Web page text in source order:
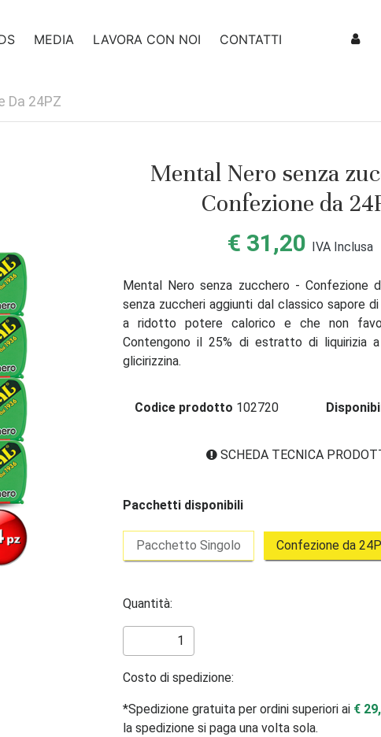
MEDIA LAVORA CON NOI CONTATTI
Da 24PZ
Mental Nero senza
Confezione da
€ 31,20 IVA Inclusa
Mental Nero senza zucchero - Confezione
senza zuccheri aggiunti dal classico sapore
a ridotto potere calorico e che non
Contengono il 25% di estratto di liquirizia
glicirizzina.
Codice prodotto 102720
SCHEDA TECNICA
Pacchetti disponibili
Pacchetto Singolo Confezione da
Quantità:
Costo di spedizione:
*Spedizione gratuita per ordini superiori ai €
la spedizione si paga una volta sola.